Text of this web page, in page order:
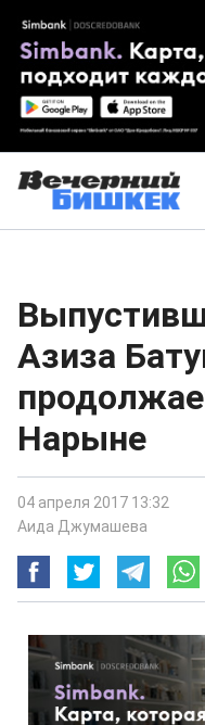
Азиза
Нарыне
04 апреля 2017 13:32
Аида Джумашева